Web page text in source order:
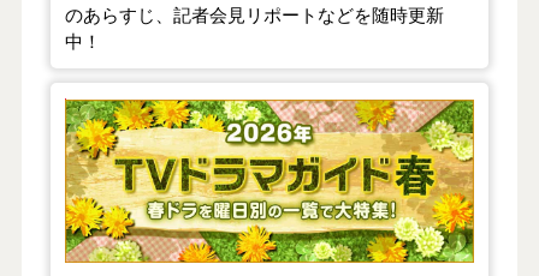
のあらすじ、記者会見リポートなどを随時更新
中！
【2026年春】TVドラマガイド